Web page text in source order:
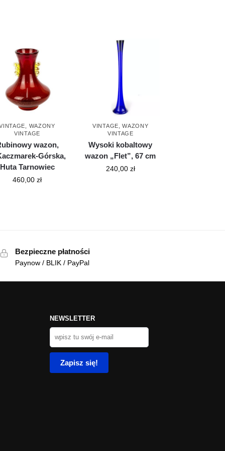
WAZONY
VINTAGE
wazon,
Górska,
Huta Tarnowiec
460,00zł
VINTAGE ,WAZONY
VINTAGE
Wysoki kobaltowy
wazon „Flet”, 67 cm
240,00 zł
Bezpieczne płatności
Paynow / BLIK / PayPal
NEWSLETTER